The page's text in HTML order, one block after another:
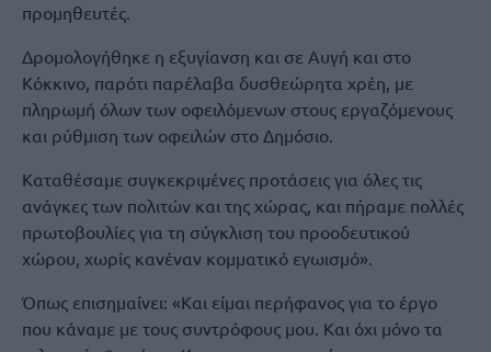
προμηθευτές.
Δρομολογήθηκε η εξυγίανση και σε Αυγή και στο
Κόκκινο, παρότι παρέλαβα δυσθεώρητα χρέη, με
πληρωμή όλων των οφειλόμενων στους εργαζόμενους
και ρύθμιση των οφειλών στο Δημόσιο.
Καταθέσαμε συγκεκριμένες προτάσεις για όλες τις
ανάγκες των πολιτών και της χώρας, και πήραμε πολλές
πρωτοβουλίες για τη σύγκλιση του προοδευτικού
χώρου, χωρίς κανέναν κομματικό εγωισμό».
Όπως επισημαίνει: «Και είμαι περήφανος για το έργο
που κάναμε με τους συντρόφους μου. Και όχι μόνο τα